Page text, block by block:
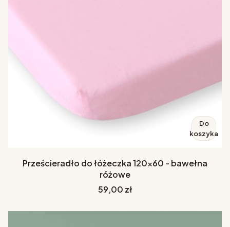
Do
koszyka
Prześcieradło do łóżeczka 120x60 - bawełna
różowe
Cena
59,00 zł